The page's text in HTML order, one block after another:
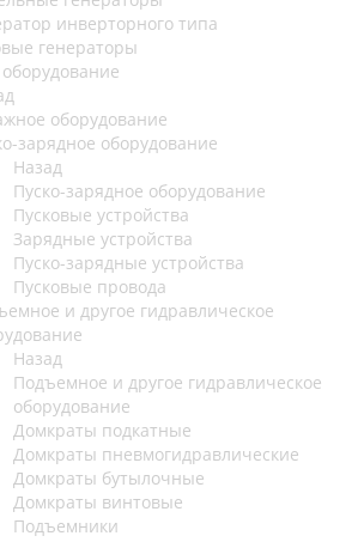
инверторного типа
генераторы
оборудование
зарядное оборудование
Назад
Пуско-зарядное оборудование
Пусковые устройства
Зарядные устройства
Пуско-зарядные устройства
Пусковые провода
и другое гидравлическое
Назад
Подъемное и другое гидравлическое
оборудование
Домкраты подкатные
Домкраты пневмогидравлические
Домкраты бутылочные
Домкраты винтовые
Подъемники